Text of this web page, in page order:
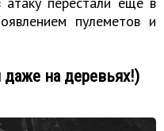
пулеметов и
на деревьях!)